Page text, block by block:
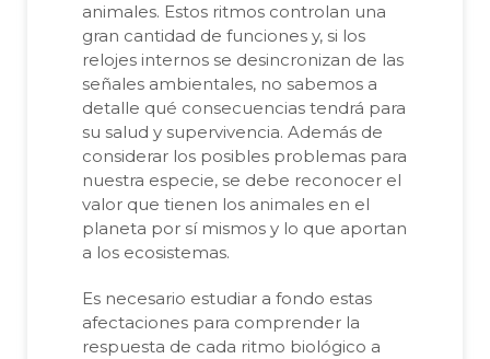
animales. Estos ritmos controlan una
gran cantidad de funciones y, si los
relojes internos se desincronizan de las
señales ambientales, no sabemos a
detalle qué consecuencias tendrá para
su salud y supervivencia. Además de
considerar los posibles problemas para
nuestra especie, se debe reconocer el
valor que tienen los animales en el
planeta por sí mismos y lo que aportan
a los ecosistemas.
Es necesario estudiar a fondo estas
afectaciones para comprender la
respuesta de cada ritmo biológico a